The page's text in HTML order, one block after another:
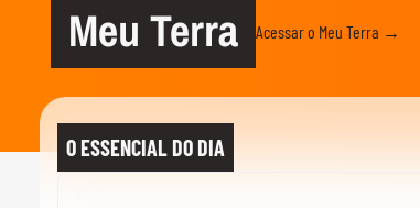
Meu Terra Acessar o Meu Terra →
O ESSENCIAL DO DIA